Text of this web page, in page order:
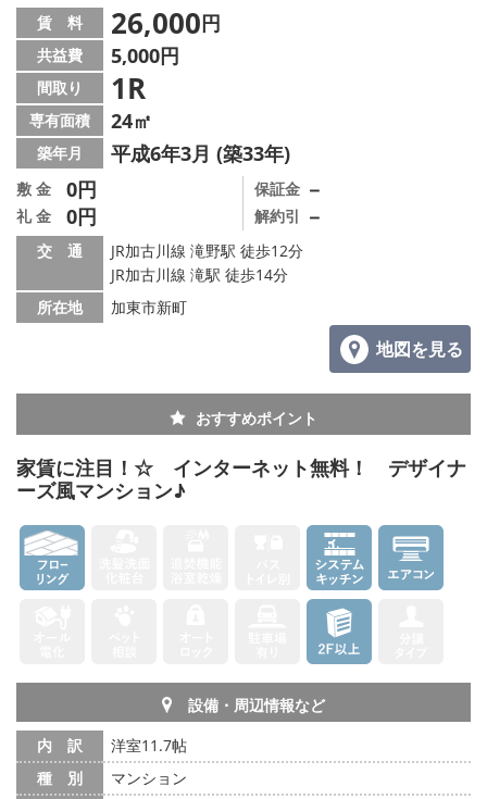
Instagram
店舗情報·アクセス
会社概要
メールでお問い合わせ
賃 料 26,000円
共益費 5,000円
間取り 1R
専有面積 24㎡
築年月 平成6年3月 (築33年)
敷 金 0円
礼 金 0円
保証金 －
解約引 －
交 通
JR加古川線 滝野駅 徒歩12分
JR加古川線 滝駅 徒歩14分
所在地
加東市新町
地図を見る
おすすめポイント
家賃に注目！☆ インターネット無料！ デザイナ
ーズ風マンション♪
設備・周辺情報など
内 訳
洋室11.7帖
種 別
マンション